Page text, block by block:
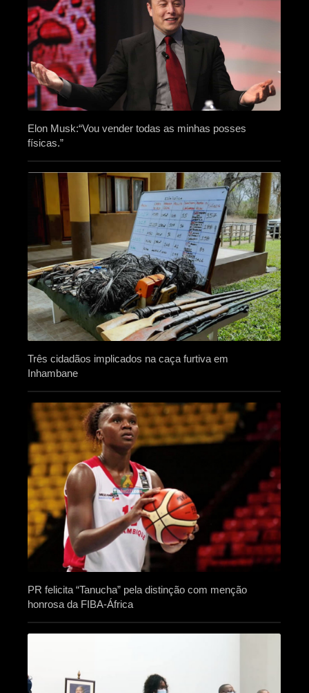
Elon Musk:“Vou vender todas as minhas posses
físicas.”
Três cidadãos implicados na caça furtiva em
Inhambane
PR felicita “Tanucha” pela distinção com menção
honrosa da FIBA-África